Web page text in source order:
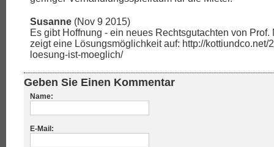
Susanne (Nov 9 2015)
Es gibt Hoffnung - ein neues Rechtsgutachten von Prof.
zeigt eine Lösungsmöglichkeit auf: http://kottiundco.net/
loesung-ist-moeglich/
Geben Sie Einen Kommentar
Name:
E-Mail: